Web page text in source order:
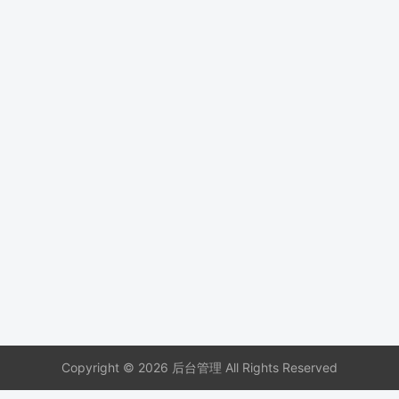
Copyright © 2026 后台管理 All Rights Reserved